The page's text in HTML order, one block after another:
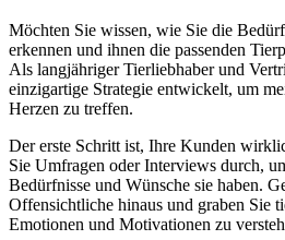
Möchten Sie wissen, wie Sie die
erkennen und ihnen die passenden
Als langjähriger Tierliebhaber und
einzigartige Strategie entwickelt, um
Herzen zu treffen.
Der⁣ erste Schritt ist, ​Ihre Kunden
Sie Umfragen oder Interviews durch,
Bedürfnisse​ und Wünsche ⁢sie haben.
Offensichtliche ‍hinaus und graben Sie‌
Emotionen und Motivationen zu